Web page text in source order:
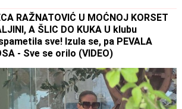
RAŽNATOVIĆ U MOĆNOJ KORSET
A ŠLIC DO KUKA U klubu
sve! Izula se, pa PEVALA
- Sve se orilo (VIDEO)